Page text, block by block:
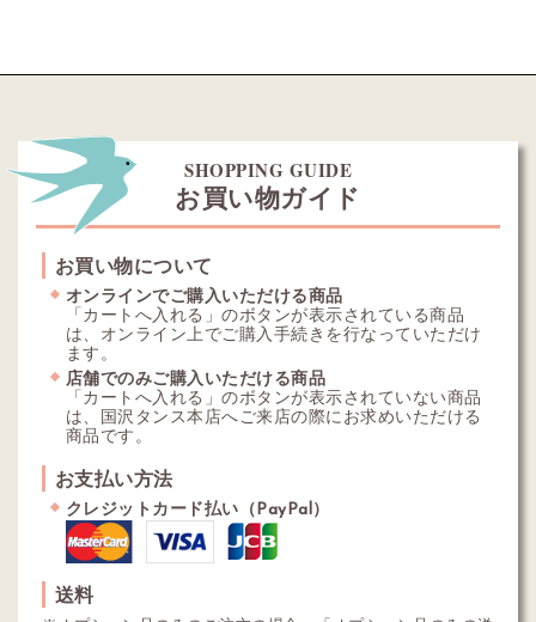
SHOPPING GUIDE
お買い物ガイド
お買い物について
オンラインでご購入いただける商品
「カートへ入れる」のボタンが表示されている商品
は、オンライン上でご購入手続きを行なっていただけ
ます。
店舗でのみご購入いただける商品
「カートへ入れる」のボタンが表示されていない商品
は、国沢タンス本店へご来店の際にお求めいただける
商品です。
お支払い方法
クレジットカード払い（PayPal）
送料